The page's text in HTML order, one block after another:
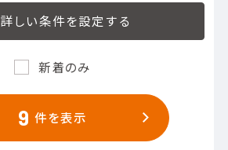
新着のみ
9 件を表示